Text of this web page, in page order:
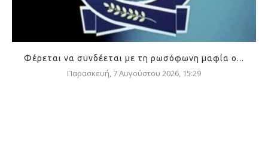
Φέρεται να συνδέεται με τη ρωσόφωνη μαφία ο...
Παρασκευή, 7 Αυγούστου 2026, 15:29